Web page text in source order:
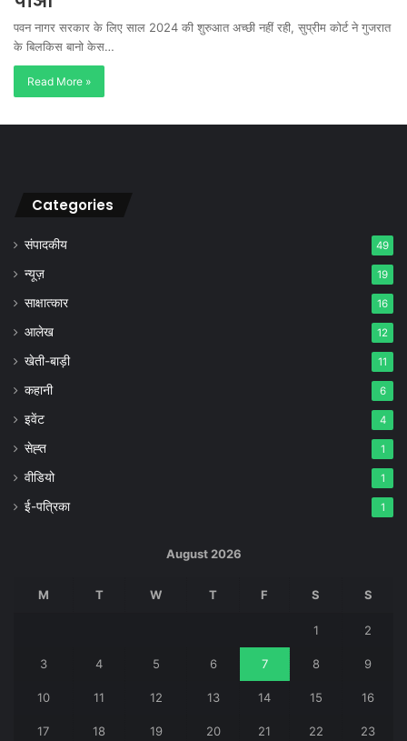
पवन नागर सरकार के लिए साल 2024 की शुरुआत अच्छी नहीं रही, सुप्रीम कोर्ट ने गुजरात
के बिलकिस बानो केस…
Read More »
Categories
संपादकीय 49
न्यूज़ 19
साक्षात्कार 16
आलेख 12
खेती-बाड़ी 11
कहानी 6
इवेंट 4
सेह्त 1
वीडियो 1
ई-पत्रिका 1
August 2026
M T W T F S S
1 2
3 4 5 6 7 8 9
10 11 12 13 14 15 16
17 18 19 20 21 22 23